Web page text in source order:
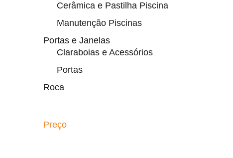
Cerâmica e Pastilha Piscina
Manutenção Piscinas
Portas e Janelas
Claraboias e Acessórios
Portas
Roca
Preço